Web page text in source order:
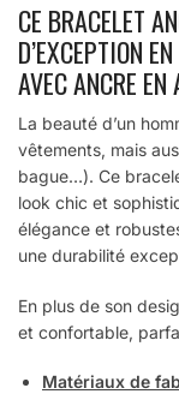
CE BRACELET
D’EXCEPTION
AVEC ANCRE EN
La beauté d’un
vêtements, mais
bague…). Ce
look chic et
élégance et
une durabilité
En plus de son
et confortable,
Matériaux de